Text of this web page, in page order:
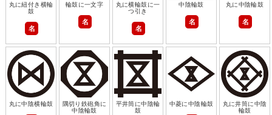
丸に紐付き横輪
鼓
名
輪鼓に一文字
名
丸に横輪鼓に一
つ引き
名
中陰輪鼓
名
丸に中陰輪鼓
名
丸に中陰横輪鼓
隅切り鉄砲角に
中陰輪鼓
平井筒に中陰輪
鼓
中菱に中陰輪鼓
丸に井筒に中陰
輪鼓